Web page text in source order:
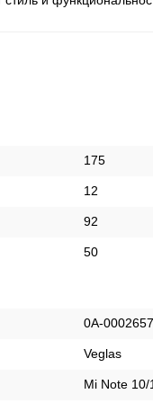
175
12
92
50
0А-
Veglas
Mi Note 10/